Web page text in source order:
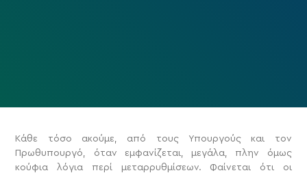
Κάθε τόσο ακούμε, από τους Υπουργούς και τον
Πρωθυπουργό, όταν εμφανίζεται, μεγάλα, πλην όμως
κούφια λόγια περί μεταρρυθμίσεων. Φαίνεται ότι οι